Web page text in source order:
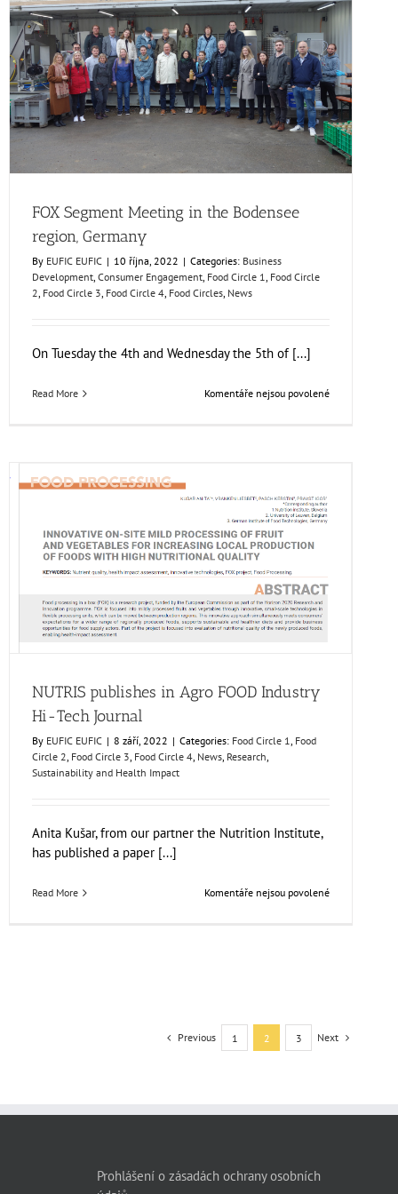
FOX Segment Meeting in the Bodensee region, Germany
Business Development Consumer Engagement Food Circle 1
Food Circle 2 Food Circle 3 Food Circle 4 Food Circles News
FOX Segment Meeting in the Bodensee
region, Germany
By EUFIC EUFIC | 10 října, 2022 | Categories: Business
Development, Consumer Engagement, Food Circle 1, Food Circle
2, Food Circle 3, Food Circle 4, Food Circles, News
On Tuesday the 4th and Wednesday the 5th of [...]
Read More Komentáře nejsou povolenéu
NUTRIS publishes in Agro FOOD Industry Hi-Tech
Journal
Food Circle 4 News
Research Sustainability and Health Impact
NUTRIS publishes in Agro FOOD Industry
Hi-Tech Journal
By EUFIC EUFIC | 8 září, 2022 | Categories: Food Circle 1, Food
Circle 2, Food Circle 3, Food Circle 4, News, Research,
Sustainability and Health Impact
Anita Kušar, from our partner the Nutrition Institute,
has published a paper [...]
Read More Komentáře nejsou povolenéu
Industry
Previous 1 2 3 Next
Prohlášení o zásadách ochrany osobních